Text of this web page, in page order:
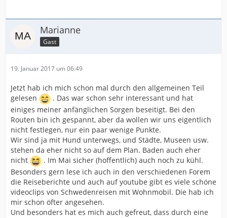
Marianne
Gast
19. Januar 2017 um 06:49
Jetzt hab ich mich schon mal durch den allgemeinen Teil
gelesen
. Das war schon sehr interessant und hat
einiges meiner anfänglichen Sorgen beseitigt. Bei den
Routen bin ich gespannt, aber da wollen wir uns eigentlich
nicht festlegen, nur ein paar wenige Punkte.
Wir sind ja mit Hund unterwegs, und Städte, Museen usw.
stehen da eher nicht so auf dem Plan. Baden auch eher
nicht
. Im Mai sicher (hoffentlich) auch noch zu kühl.
Besonders gern lese ich auch in den verschiedenen Forem
die Reiseberichte und auch auf youtube gibt es viele schöne
videoclips von Schwedenreisen mit Wohnmobil. Die hab ich
mir schon öfter angesehen.
Und besonders hat es mich auch gefreut, dass durch eine